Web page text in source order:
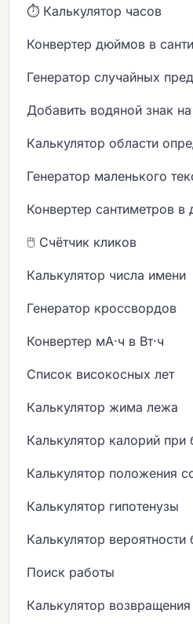
⏱️ Калькулятор часов
Конвертер дюймов в
Генератор случайных
Добавить водяной знак
Калькулятор области
Генератор маленького
Конвертер сантиметров
🖱️ Счётчик кликов
Калькулятор числа имени
Генератор кроссвордов
Конвертер мА·ч в Вт·ч
Список високосных лет
Калькулятор жима лежа
Калькулятор калорий при
Калькулятор положения
Калькулятор гипотенузы
Калькулятор
Поиск работы
Калькулятор